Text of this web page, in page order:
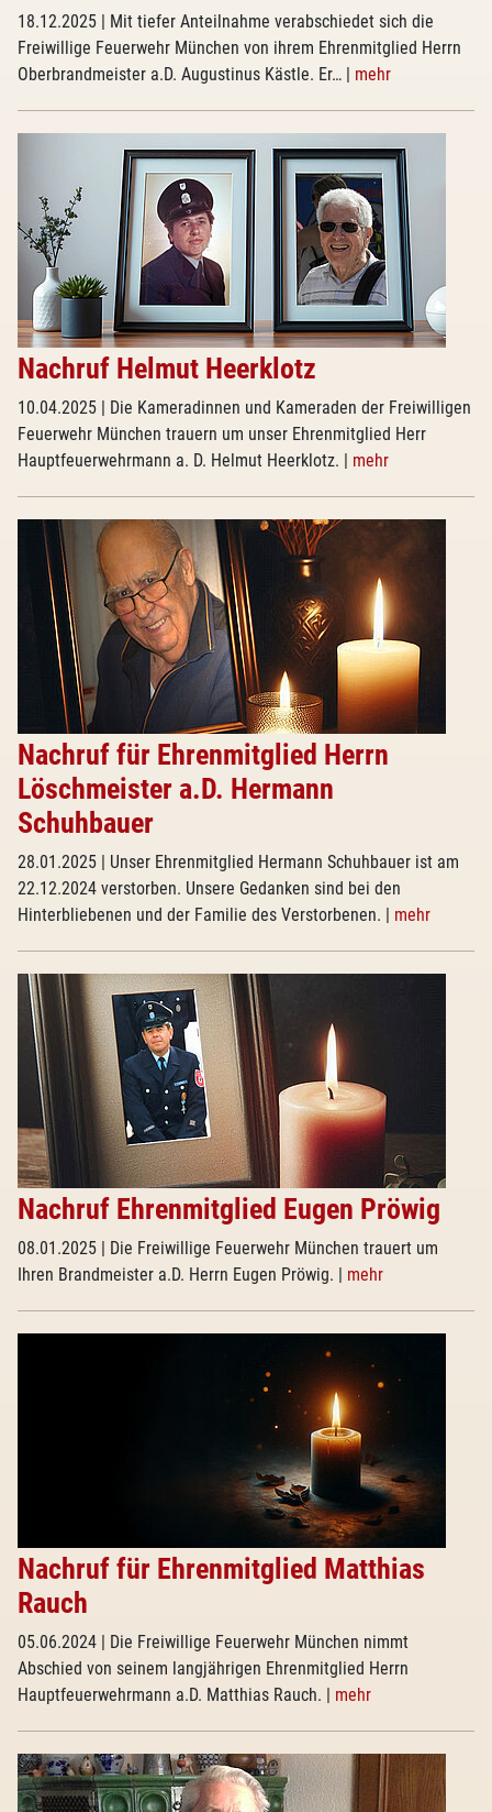
18.12.2025 | Mit tiefer Anteilnahme verabschiedet sich die
Freiwillige Feuerwehr München von ihrem Ehrenmitglied Herrn
Oberbrandmeister a.D. Augustinus Kästle. Er… | mehr
Nachruf Helmut Heerklotz
10.04.2025 | Die Kameradinnen und Kameraden der Freiwilligen
Feuerwehr München trauern um unser Ehrenmitglied Herr
Hauptfeuerwehrmann a. D. Helmut Heerklotz. | mehr
Nachruf für Ehrenmitglied Herrn
Löschmeister a.D. Hermann
Schuhbauer
28.01.2025 | Unser Ehrenmitglied Hermann Schuhbauer ist am
22.12.2024 verstorben. Unsere Gedanken sind bei den
Hinterbliebenen und der Familie des Verstorbenen. | mehr
Nachruf Ehrenmitglied Eugen Pröwig
08.01.2025 | Die Freiwillige Feuerwehr München trauert um
Ihren Brandmeister a.D. Herrn Eugen Pröwig. | mehr
Nachruf für Ehrenmitglied Matthias
Rauch
05.06.2024 | Die Freiwillige Feuerwehr München nimmt
Abschied von seinem langjährigen Ehrenmitglied Herrn
Hauptfeuerwehrmann a.D. Matthias Rauch. | mehr